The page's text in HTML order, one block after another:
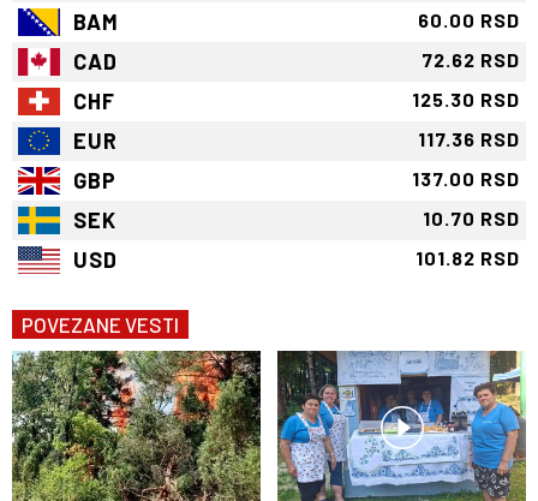
BAM 60.00 RSD
CAD 72.62 RSD
CHF 125.30 RSD
EUR 117.36 RSD
GBP 137.00 RSD
SEK 10.70 RSD
USD 101.82 RSD
POVEZANE VESTI